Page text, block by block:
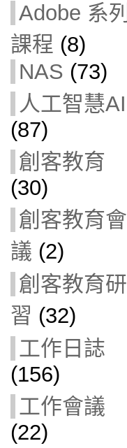
Adobe 系列
課程 (8)
NAS (73)
人工智慧AI
(87)
創客教育
(30)
創客教育會
議 (2)
創客教育研
習 (32)
工作日誌
(156)
工作會議
(22)